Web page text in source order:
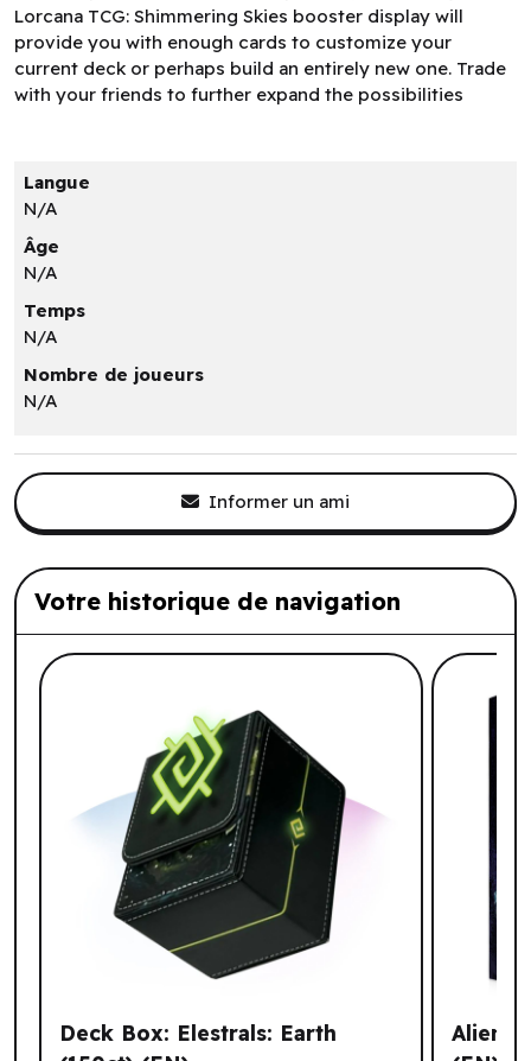
Lorcana TCG: Shimmering Skies booster display will
provide you with enough cards to customize your
current deck or perhaps build an entirely new one. Trade
with your friends to further expand the possibilities
Langue
N/A
Âge
N/A
Temps
N/A
Nombre de joueurs
N/A
Informer un ami
Votre historique de navigation
Liste de produits suggérés: Votre
Deck Box: Elestrals: Earth
Alien